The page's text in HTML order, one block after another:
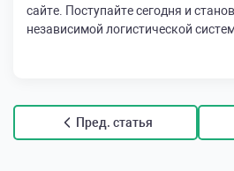
сайте. Поступайте сегодня и
независимой логистической
Пред. статья